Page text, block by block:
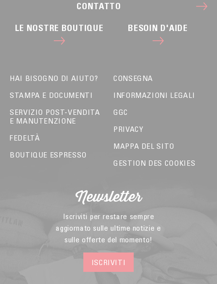
CONTATTO
LE NOSTRE BOUTIQUE BESOIN D'AIDE
HAI BISOGNO DI AIUTO?
STAMPA E DOCUMENTI
SERVIZIO POST-VENDITA
E MANUTENZIONE
FEDELTÀ
BOUTIQUE ESPRESSO
CONSEGNA
INFORMAZIONI LEGALI
GGC
PRIVACY
MAPPA DEL SITO
GESTION DES COOKIES
Newsletter
Iscriviti per restare sempre
aggiornato sulle ultime notizie e
sulle offerte del momento!
ISCRIVITI